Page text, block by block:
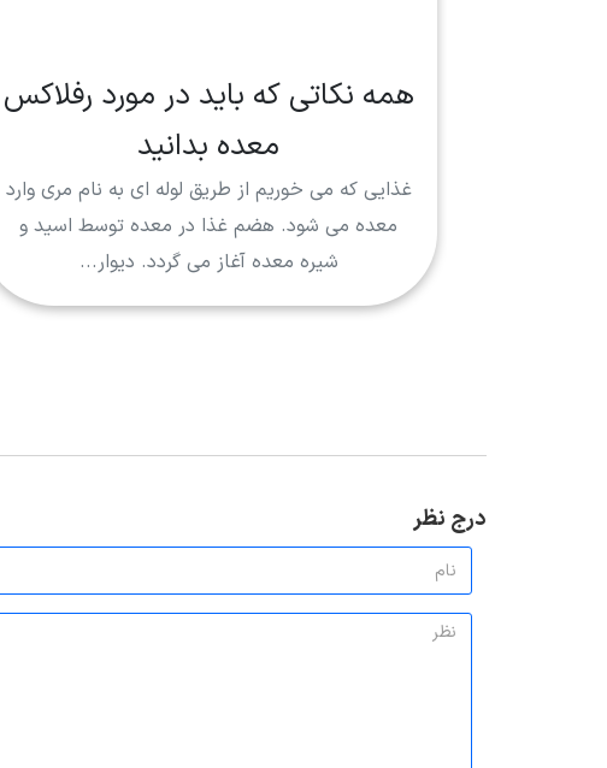
همه نکاتی که باید در مورد رفلاکس
معده بدانید
غذایی که می خوریم از طریق لوله ای به نام مری وارد
معده می شود. هضم غذا در معده توسط اسید و
شیره معده آغاز می گردد. دیوار...
درج نظر